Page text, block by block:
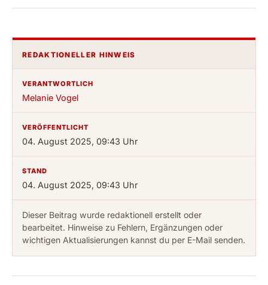
REDAKTIONELLER HINWEIS
VERANTWORTLICH
Melanie Vogel
VERÖFFENTLICHT
04. August 2025, 09:43 Uhr
STAND
04. August 2025, 09:43 Uhr
Dieser Beitrag wurde redaktionell erstellt oder
bearbeitet. Hinweise zu Fehlern, Ergänzungen oder
wichtigen Aktualisierungen kannst du per E-Mail senden.